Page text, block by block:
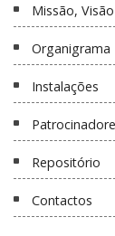
Missão,
Organigrama
Instalações
Repositório
Contactos